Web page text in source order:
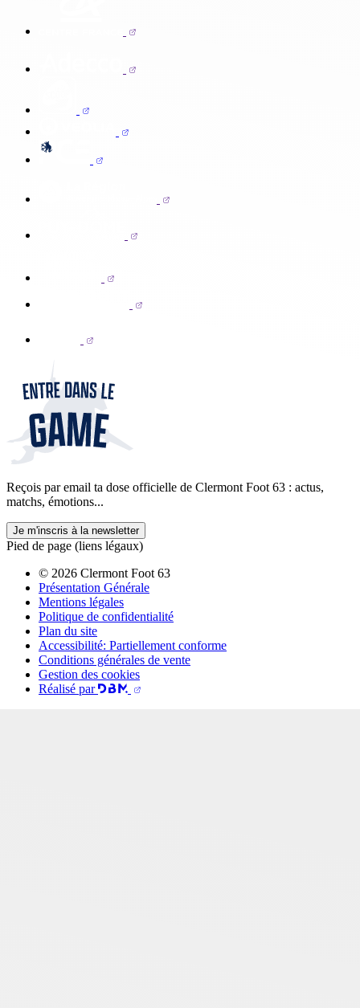
Reçois par email ta dose officielle de Clermont Foot 63 : actus,
matchs, émotions...
Je m'inscris à la newsletter
Pied de page (liens légaux)
© 2026 Clermont Foot 63
Présentation Générale
Mentions légales
Politique de confidentialité
Plan du site
Accessibilité: Partiellement conforme
Conditions générales de vente
Gestion des cookies
Réalisé par